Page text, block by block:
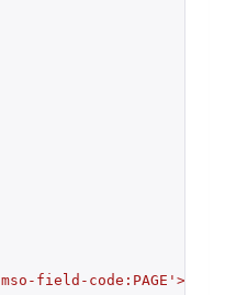
field-code:PAGE'>1</